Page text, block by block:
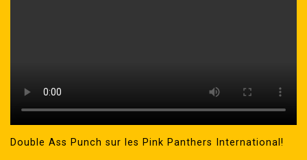
Double Ass Punch sur les Pink Panthers International!